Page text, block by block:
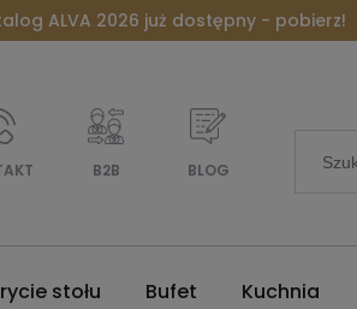
ALVA 2026 już dostępny - pobierz!
B2B BLOG
stołu Bufet Kuchnia